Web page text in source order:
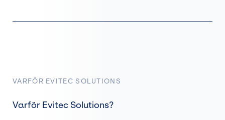
VARFÖR EVITEC SOLUTIONS
Varför Evitec Solutions?